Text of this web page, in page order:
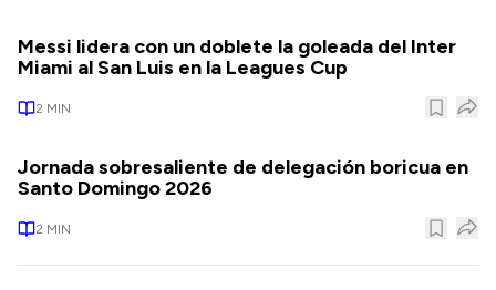
Messi lidera con un doblete la goleada del Inter
Miami al San Luis en la Leagues Cup
2 MIN
Jornada sobresaliente de delegación boricua en
Santo Domingo 2026
2 MIN